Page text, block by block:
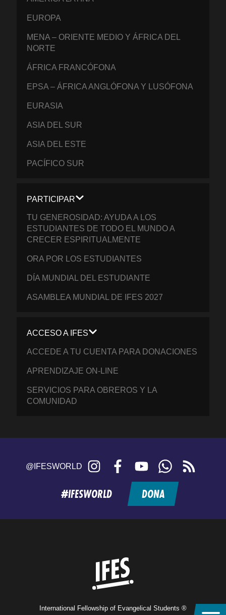
EUROPA
MENA – ORIENTE MEDIO Y ÁFRICA DEL
NORTE
ÁFRICA FRANCÓFONA
EPSA – ÁFRICA ANGLÓFONA Y LUSÓFONA
EURASIA
ASIA DEL SUR
ASIA DEL ESTE
PACÍFICO SUR
PARTICIPAR
TU GENEROSIDAD: AYUDA A LOS
ESTUDIANTES DE TODO EL MUNDO A
CRECER ESPIRITUALMENTE
ORA POR LOS ESTUDIANTES
DÍA MUNDIAL DEL ESTUDIANTE
ASAMBLEA MUNDIAL DE IFES 2027
ACCESO A IFES
ACCEDE A TU CUENTA PARA DONACIONES
APRENDIZAJE ON-LINE
SERVICIOS PARA OBREROS Y LA
COMUNIDAD
@IFESWORLD Instagram FacebookYouTubeWhatsApp
feed
#IFESWORLD DONA
International Fellowship of Evangelical Students ®